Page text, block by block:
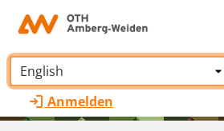
Sprache:
Anmelden